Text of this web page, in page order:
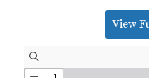
View